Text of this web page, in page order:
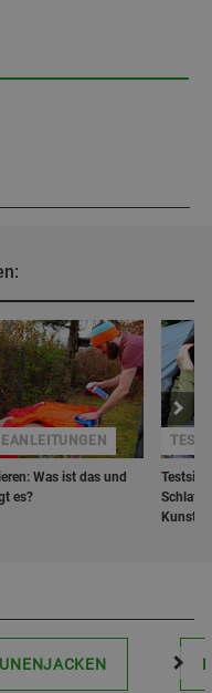
Was ist das und
es?